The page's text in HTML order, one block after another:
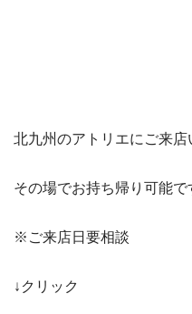
北九州のアトリエにご来店
その場でお持ち帰り可能で
※ご来店日要相談
↓クリック